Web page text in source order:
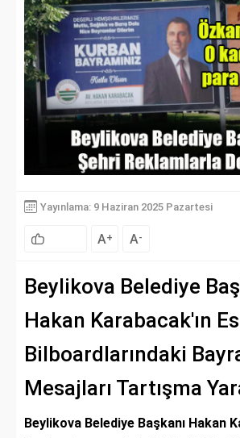
Yayınlama: 9 Haziran 2025 Pazartesi
A+ A-
Beylikova Belediye
Hakan Karabacak'ın
Bilboardlarındaki
Mesajları Tartışma
Beylikova Belediye Başkanı Hakan